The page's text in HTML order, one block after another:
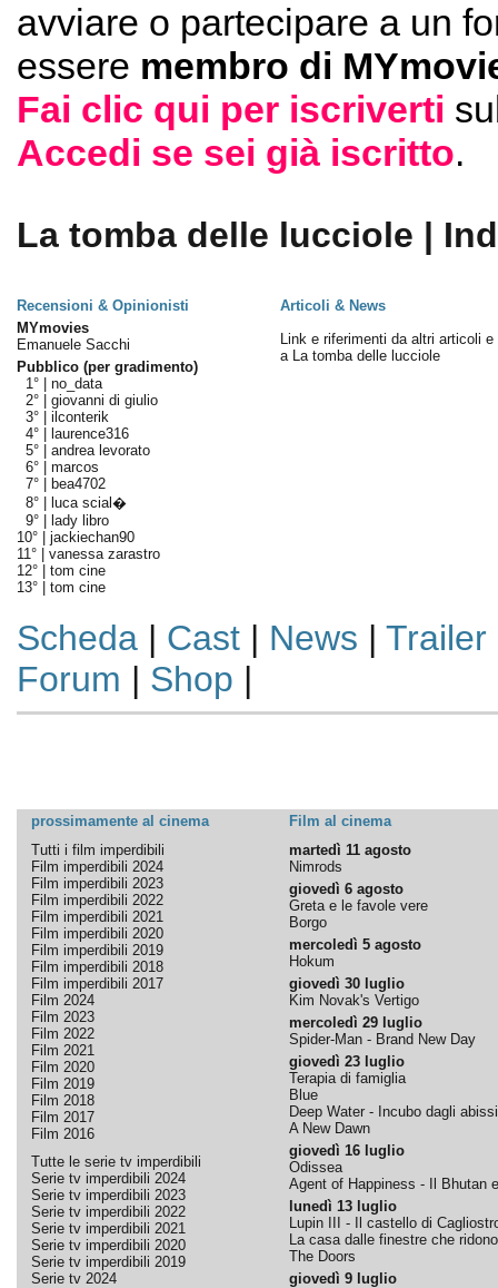
avviare o partecipare a un
essere membro di
Fai clic qui per iscriverti
Accedi se sei già iscritto.
La tomba delle lucciole |
Recensioni & Opinionisti
Articoli & News
MYmovies
Emanuele Sacchi
Pubblico (per gradimento)
1° | no_data
2° | giovanni di giulio
3° | ilconterik
4° |
laurence316
5° | andrea levorato
6° | marcos
7° |
bea4702
8° |
luca scial�
9° |
lady libro
10° | jackiechan90
11° | vanessa zarastro
12° | tom cine
13° | tom cine
Link e riferimenti da altri articoli e
a La tomba delle lucciole
Scheda| Cast| News | Trailer
Forum | Shop |
prossimamente al cinema
Film al cinema
Tutti i film imperdibili
Film imperdibili 2024
Film imperdibili 2023
Film imperdibili 2022
Film imperdibili 2021
Film imperdibili 2020
Film imperdibili 2019
Film imperdibili 2018
Film imperdibili 2017
Film 2024
Film 2023
Film 2022
Film 2021
Film 2020
Film 2019
Film 2018
Film 2017
Film 2016
Tutte le serie tv imperdibili
Serie tv imperdibili 2024
Serie tv imperdibili 2023
Serie tv imperdibili 2022
Serie tv imperdibili 2021
Serie tv imperdibili 2020
Serie tv imperdibili 2019
Serie tv 2024
martedì 11 agosto
Nimrods
giovedì 6 agosto
Greta e le favole vere
Borgo
mercoledì 5 agosto
Hokum
giovedì 30 luglio
Kim Novak's Vertigo
mercoledì 29 luglio
Spider-Man - Brand New Day
giovedì 23 luglio
Terapia di famiglia
Blue
Deep Water - Incubo dagli abissi
A New Dawn
giovedì 16 luglio
Odissea
Agent of Happiness - Il Bhutan
lunedì 13 luglio
Lupin III - Il castello di
La casa dalle finestre che ridono
The Doors
giovedì 9 luglio